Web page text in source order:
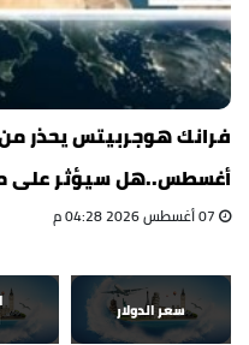
فرانك هوجربيتس يحذر
أغسطس..هل سيؤثر على
سعر الدولار